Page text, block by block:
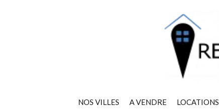
NOS VILLES A VENDRE LOCATIONS